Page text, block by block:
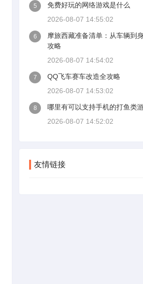
Graphics核心没有独立显存，也
硬件坐标变换和光照处理，所有
大量顶点数据时，图形计算结
就形成了白块。
5
免费好玩的网络游戏是什么
2026-08-07 14:55:02
6
摩旅西藏准备清单：从车辆到
攻略
2026-08-07 14:54:02
7
QQ飞车赛车改造全攻略
2026-08-07 14:53:02
8
哪里有可以支持手机的打鱼类
2026-08-07 14:52:02
友情链接